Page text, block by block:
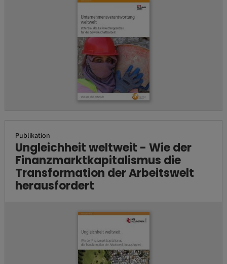
Publikation
Ungleichheit weltweit - Wie der
Finanzmarktkapitalismus die
Transformation der Arbeitswelt
herausfordert